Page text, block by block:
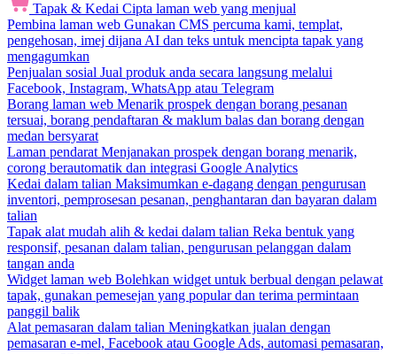
Tapak & Kedai Cipta laman web yang menjual
Pembina laman web Gunakan CMS percuma kami, templat,
pengehosan, imej dijana AI dan teks untuk mencipta tapak yang
mengagumkan
Penjualan sosial Jual produk anda secara langsung melalui
Facebook, Instagram, WhatsApp atau Telegram
Borang laman web Menarik prospek dengan borang pesanan
tersuai, borang pendaftaran & maklum balas dan borang dengan
medan bersyarat
Laman pendarat Menjanakan prospek dengan borang menarik,
corong berautomatik dan integrasi Google Analytics
Kedai dalam talian Maksimumkan e-dagang dengan pengurusan
inventori, pemprosesan pesanan, penghantaran dan bayaran dalam
talian
Tapak alat mudah alih & kedai dalam talian Reka bentuk yang
responsif, pesanan dalam talian, pengurusan pelanggan dalam
tangan anda
Widget laman web Bolehkan widget untuk berbual dengan pelawat
tapak, gunakan pemesejan yang popular dan terima permintaan
panggil balik
Alat pemasaran dalam talian Meningkatkan jualan dengan
pemasaran e-mel, Facebook atau Google Ads, automasi pemasaran,